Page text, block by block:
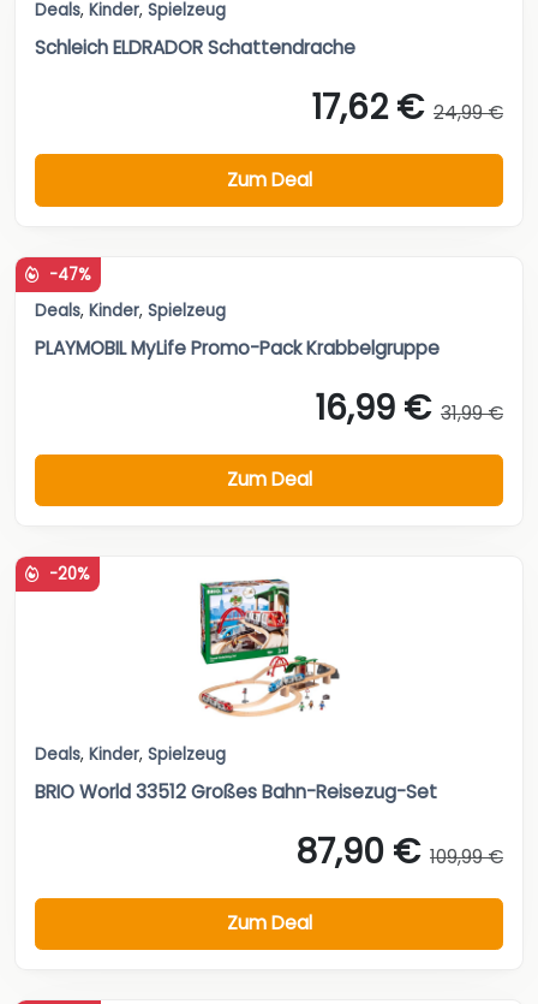
Deals, Kinder, Spielzeug
Schleich ELDRADOR Schattendrache
17,62 € 24,99 €
Zum Deal
-47%
Deals, Kinder, Spielzeug
PLAYMOBIL MyLife Promo-Pack Krabbelgruppe
16,99 € 31,99 €
Zum Deal
-20%
Deals, Kinder, Spielzeug
BRIO World 33512 Großes Bahn-Reisezug-Set
87,90 € 109,99 €
Zum Deal